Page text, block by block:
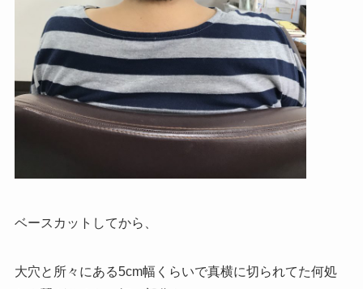
ベースカットしてから、
大穴と所々にある5cm幅くらいで真横に切られてた何処